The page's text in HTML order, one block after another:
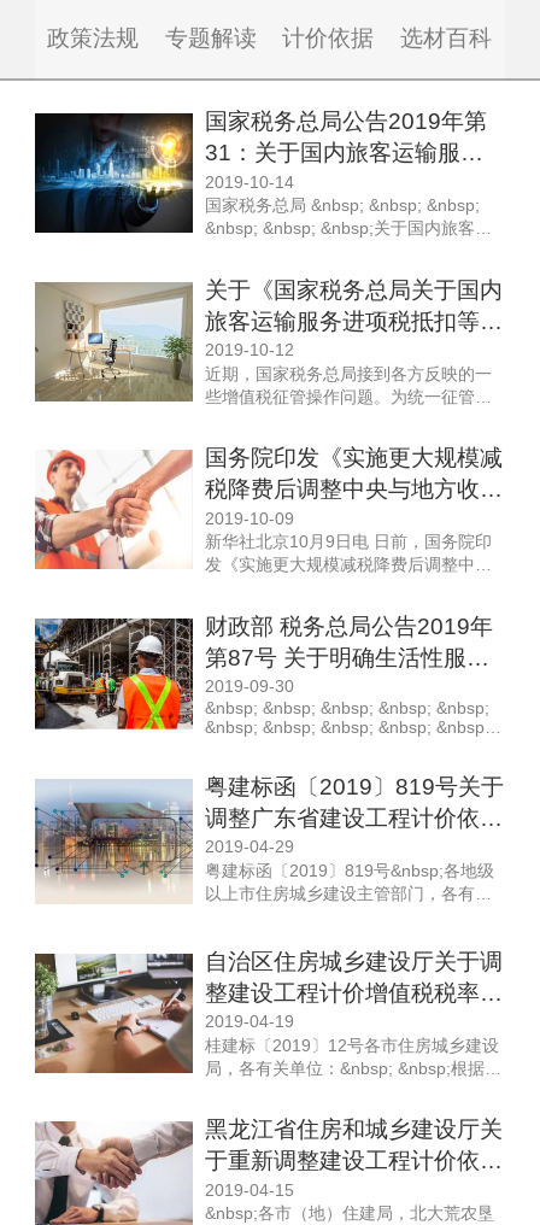
政策法规 专题解读 计价依据 选材百科
国家税务总局公告2019年第
31：关于国内旅客运输服务
进项税抵扣等增值税征管问题
的公告
2019-10-14
国家税务总局 &nbsp; &nbsp; &nbsp;
&nbsp; &nbsp; &nbsp;关于国内旅客运
&nbsp;国家税务总局公告2019年第31号
现将国内旅客运输服务进项税抵扣等增
值税征...
关于《国家税务总局关于国内
旅客运输服务进项税抵扣等增
值税征管问题的公告》的解读
2019-10-12
近期，国家税务总局接到各方反映的一
些增值税征管操作问题。为统一征管口
《国家税务总局关于国内旅客运输服务
进项税抵扣等增值税征管问题的公告》
（以下称《公告》），对相关问题进行
了明确。现就《公告》的主要内容解读
如下：一、关于国内旅客运输服务进项
税抵扣（一）关于国内旅客运输...
国务院印发《实施更大规模减
税降费后调整中央与地方收入
划分改革推进方案》
2019-10-09
新华社北京10月9日电 日前，国务院印
发《实施更大规模减税降费后调整中央
习近平新时代中国特色社会主义思想为
指导，按照党中央、国务院决策部署，
保持现有财力格局总体稳定，建立更加
均衡合理的分担机制，稳步推进健全地
方税体系改革，建立权责清...
财政部 税务总局公告2019年
第87号 关于明确生活性服务
业增值税加计抵减政策的公告
2019-09-30
&nbsp; &nbsp; &nbsp; &nbsp; &nbsp;
&nbsp; &nbsp; &nbsp; &nbsp; &nbsp;
&nbsp; &nb...
粤建标函〔2019〕819号关于
调整广东省建设工程计价依据
增值税税率的通知
2019-04-29
粤建标函〔2019〕819号&nbsp;各地级
以上市住房城乡建设主管部门，各有关
告》（财政部 税务总局 海关总署公告
2019年第39号）和《住房城乡建设部办
公厅关于重新调整建设工程计价依据增
值税税率的通知》（建办标函
〔2019〕...
自治区住房城乡建设厅关于调
整建设工程计价增值税税率的
通知（桂建标[2019]12号）
2019-04-19
桂建标〔2019〕12号各市住房城乡建设
局，各有关单位：&nbsp; &nbsp;根据
建设工程计价依据增值税税率的通知》
（建办标〔2019〕193号）要求，经研
究，对我区建设工程计价增值税税率进
行调整，现将有关事项通知如下：
&nbsp; &nbsp;一、2016年《...
黑龙江省住房和城乡建设厅关
于重新调整建设工程计价依据
增值税税率的通知
2019-04-15
&nbsp;各市（地）住建局，北大荒农垦